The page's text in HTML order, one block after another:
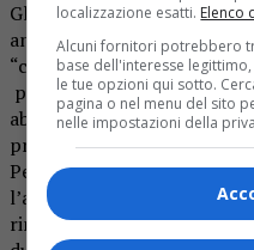
Gli interventi però non
ancora da sistemare la
“curva del leone” e Ara e il
prosegue il primo cittadino
abbiamo più volte fatto
prioritari dal momento che
Per quanto riguarda i
l’amministratore di
ringraziamenti. «Ci tengo
localizzazione esatti. Elenco
Alcuni fornitori potrebbero
base dell'interesse
le tue opzioni qui sotto.
pagina o nel menu del sito
nelle impostazioni della